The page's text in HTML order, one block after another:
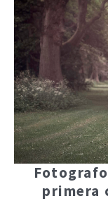
primera